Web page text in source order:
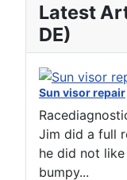
Latest
DE)
Sun visor repair
Jim did a full
he did not
bumpy...